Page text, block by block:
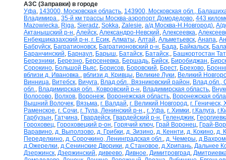
АЗС (Заправки) в городе
Уфа, 143000, Московская область, 143900, Московская обл.,
Владимира., 35-й км трассы Москва-аэропорт Домодедово, 443
Mazowiecka, Riga, Sieradz, Sokka, Zalesie, а/д Москва-Н.Новгород), А/
Актанышский р-н, Алейск, Александро-Невский, Алексеевка,
Енбекшиказахский р-н, г. Есик, Алматы, Алтай, Альметьевск, Анапа,
Бабруйск, Багратионовск, Багратионовский р-н, Бада, Байкальск,
Баранчинский, Барнаул, Барыш, Батайск, Батайск,, Башкортостан
Березники, Березно, Берсеневка, Бершадь, Бийск, Биробиджан,
Сорокино, Большой Вьяс, Борисов, Боровский, Брест, Брехово,
вблизи д. Ивановка., вблизи д. Кривцы, Великие Луки, Великий
Винница, Витебск, Вичуга, Влад.обл., Вязниковский район, Влад.обл.,
обл., Владимирская обл., Ковровский р-н, Владимирская область,
Волосово, Волхов, Воронеж, Воронежская область, Воронежская
Вышний Волочек, Вязьма, г. Валдай, г. Великий Новгород, г. Геническ,
Раменское, г. Сочи, г. Тула, Ленинский р-н,, г. Уфа, г. Химки, г.Калуга,
Гарбузын, Гатчина, Гвардейск, Гвардейский р-н, Геленджик,
Гороховец, Гороховецкий р-он, Горячий ключ, Грай Воронец, Грай-
Варавино, д. Выползово, д. Грибки, д. Зизино, д. Кеннти, д. Кокино, д.
Переделкино, д. Сорочкино, Ленинградская обл., д. Чемеры,
д.Ожерелки, д.Сенинские Дворики, д.Становое, д.Хрипань, Дальнее
Дзержинск, Дзержинский, дивеево, Дивное, Димитровград,